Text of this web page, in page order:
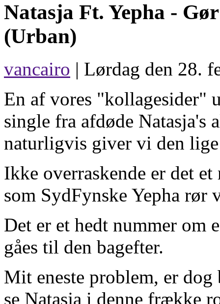
Natasja Ft. Yepha -
(Urban)
vancairo | Lørdag den 28.
En af vores "kollagesider"
single fra afdøde Natasja's
naturligvis giver vi den
Ikke overraskende er det
som SydFynske Yepha rør
Det er et hedt nummer om
gåes til den bagefter.
Mit eneste problem, er
se Natasja i denne frække